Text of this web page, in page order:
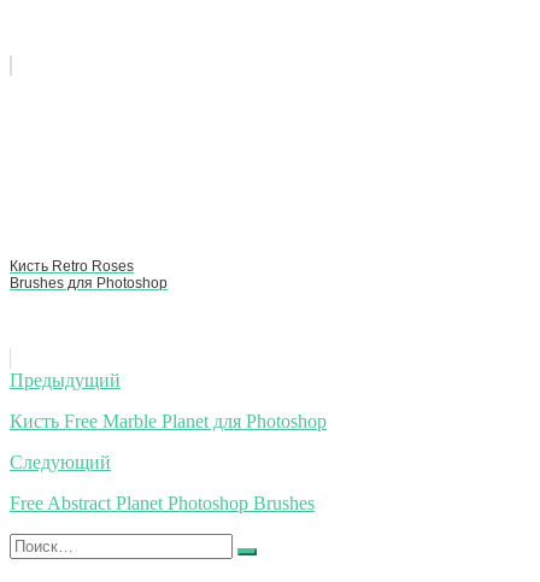
Кисть Retro Roses
Brushes для Photoshop
Навигация
по
записям
Предыдущий
Кисть Free Marble Planet для Photoshop
Следующий
Free Abstract Planet Photoshop Brushes
Искать:
Найти